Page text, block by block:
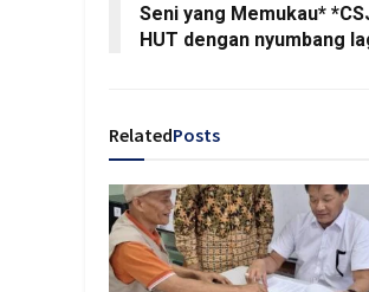
Seni yang Memukau*
HUT dengan nyumbang
RelatedPosts